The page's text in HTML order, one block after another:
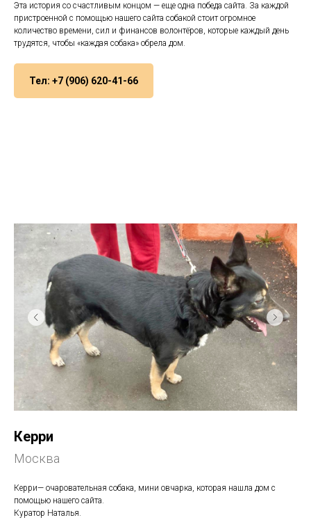
Эта история со счастливым концом — еще одна победа сайта. За каждой
пристроенной с помощью нашего сайта собакой стоит огромное
количество времени, сил и финансов волонтёров, которые каждый день
трудятся, чтобы «каждая собака» обрела дом.
Тел: +7 (906) 620-41-66
Керри
Москва
Керри— очаровательная собака, мини овчарка, которая нашла дом с
помощью нашего сайта.
Куратор Наталья.